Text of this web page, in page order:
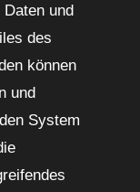
und
des
können
und
System